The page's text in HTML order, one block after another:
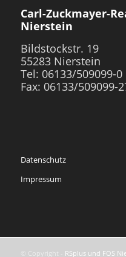
Carl-Zuckmayer-
Nierstein
Bildstockstr. 19
55283 Nierstein
Tel: 06133/509099-0
Fax: 06133/509099-
Datenschutz
Impressum
© Copyright - RSplus und FOS